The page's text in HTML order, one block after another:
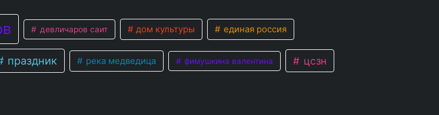
девличаров саит дом культуры единая россия
праздник река медведица фимушкина валентина цсзн